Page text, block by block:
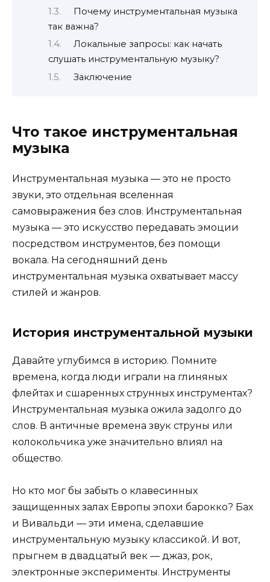
Почему инструментальная музыка
так важна?
Локальные запросы: как начать
слушать инструментальную музыку?
Заключение
Что такое инструментальная
музыка
Инструментальная музыка — это не просто
звуки, это отдельная вселенная
самовыражения без слов. Инструментальная
музыка — это искусство передавать эмоции
посредством инструментов, без помощи
вокала. На сегодняшний день
инструментальная музыка охватывает массу
стилей и жанров.
История инструментальной музыки
Давайте углубимся в историю. Помните
времена, когда люди играли на глиняных
флейтах и сшаренных струнных инструментах?
Инструментальная музыка ожила задолго до
слов. В античные времена звук струны или
колокольчика уже значительно влиял на
общество.
Но кто мог бы забыть о клавесинных
защищенных залах Европы эпохи барокко? Бах
и Вивальди — эти имена, сделавшие
инструментальную музыку классикой. И вот,
прыгнем в двадцатый век — джаз, рок,
электронные эксперименты. Инструменты